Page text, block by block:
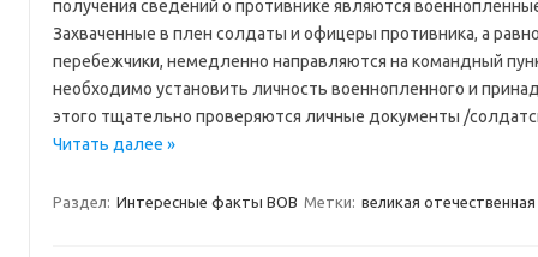
получения сведений о противнике являются
Захваченные в плен солдаты и офицеры противника, а
перебежчики, немедленно направляются на командный
необходимо установить личность военнопленного и
этого тщательно проверяются личные документы /
Читать далее »
Раздел: Интересные факты ВОВ Метки: великая